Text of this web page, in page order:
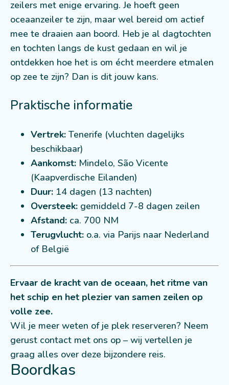
zeilers met enige ervaring. Je hoeft geen
oceaanzeiler te zijn, maar wel bereid om actief
mee te draaien aan boord. Heb je al dagtochten
en tochten langs de kust gedaan en wil je
ontdekken hoe het is om écht meerdere etmalen
op zee te zijn? Dan is dit jouw kans.
Praktische informatie
Vertrek: Tenerife (vluchten dagelijks
beschikbaar)
Aankomst: Mindelo, São Vicente
(Kaapverdische Eilanden)
Duur: 14 dagen (13 nachten)
Oversteek: gemiddeld 7-8 dagen zeilen
Afstand: ca. 700 NM
Terugvlucht: o.a. via Parijs naar Nederland
of België
Ervaar de kracht van de oceaan, het ritme van
het schip en het plezier van samen zeilen op
volle zee.
Wil je meer weten of je plek reserveren? Neem
gerust contact met ons op – wij vertellen je
graag alles over deze bijzondere reis.
Boordkas